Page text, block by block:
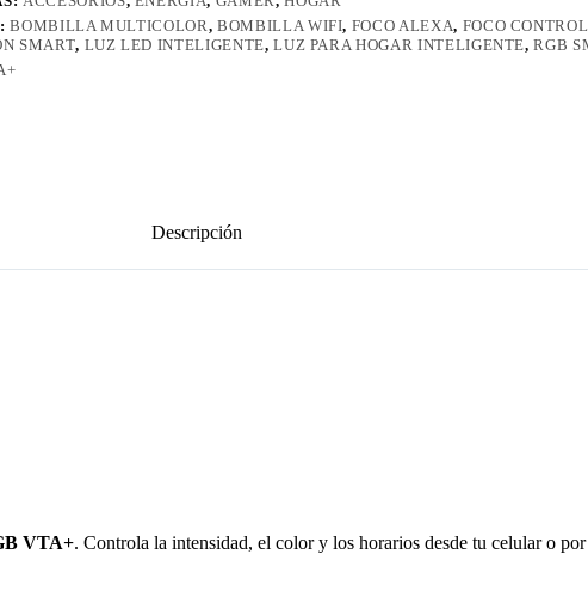
BOMBILLA MULTICOLOR,BOMBILLA WIFI, FOCO ALEXA, FOCO
SMART, LUZ LED INTELIGENTE,LUZ PARA HOGAR INTELIGENTE,RGB
Descripción
VTA+. Controla la intensidad, el color y los horarios desde tu celular o